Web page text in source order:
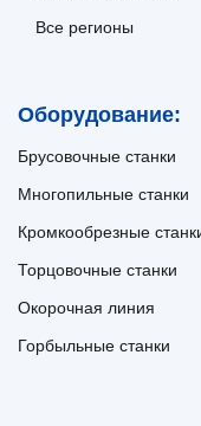
Все регионы
Оборудование:
Брусовочные станки
Многопильные станки
Кромкообрезные
Торцовочные станки
Окорочная линия
Горбыльные станки